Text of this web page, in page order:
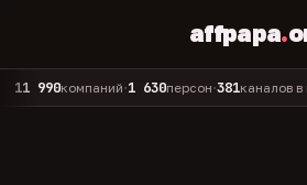
affpapa.
компаний•1 630персон•381каналов в